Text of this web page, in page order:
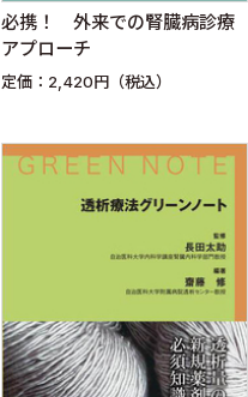
必携！ 外来での腎臓病診療
アプローチ
定価：2,420円（税込）